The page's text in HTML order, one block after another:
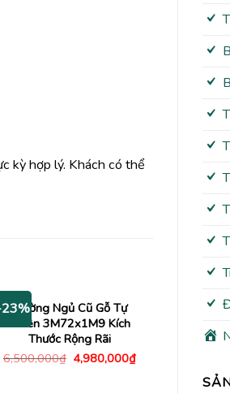
kỳ hợp lý. Khách có thể
Giường Ngủ Cũ Gỗ Tự
Nhiên 3M72x1M9 Kích
Thước Rộng Rãi
6,500,000₫ Giá
gốc
4,980,000₫Giá